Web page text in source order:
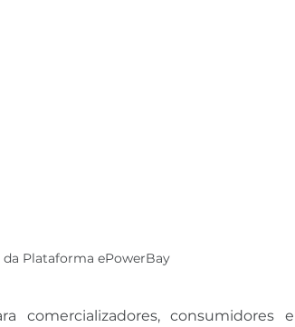
da Plataforma ePowerBay
comercializadores, consumidores e